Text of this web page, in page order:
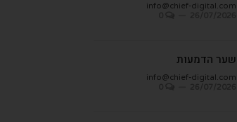
info@chief-digital.com
שער הדמעות
info@chief-digital.com